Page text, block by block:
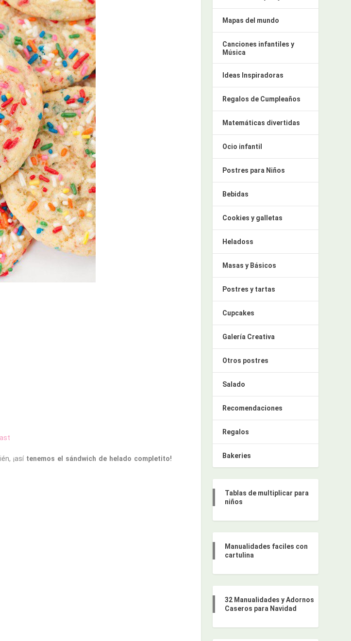
¡así tenemos el sándwich de helado completito!
Mapas del mundo
Canciones infantiles y
Música
Ideas Inspiradoras
Regalos de Cumpleaños
Matemáticas divertidas
Ocio infantil
Postres para Niños
Bebidas
Cookies y galletas
Heladoss
Masas y Básicos
Postres y tartas
Cupcakes
Galería Creativa
Otros postres
Salado
Recomendaciones
Regalos
Bakeries
Tablas de multiplicar para
niños
Manualidades faciles con
cartulina
32 Manualidades y Adornos
Caseros para Navidad